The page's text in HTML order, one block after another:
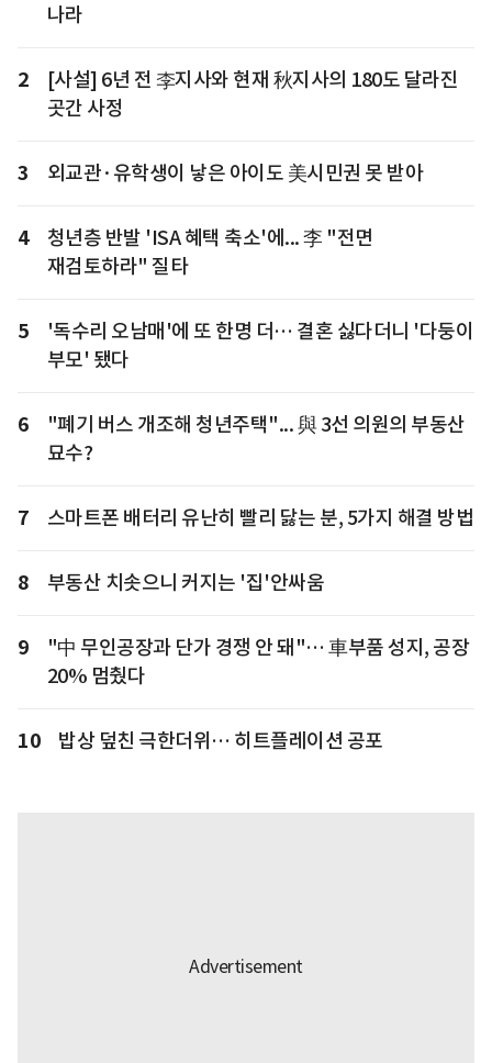
나라
2
[사설] 6년 전 李지사와 현재 秋지사의 180도 달라진
곳간 사정
3 외교관·유학생이 낳은 아이도 美시민권 못 받아
4
청년층 반발 'ISA 혜택 축소'에... 李 "전면
재검토하라" 질타
5
'독수리 오남매'에 또 한명 더… 결혼 싫다더니 '다둥이
부모' 됐다
6
"폐기 버스 개조해 청년주택"... 與 3선 의원의 부동산
묘수?
7 스마트폰 배터리 유난히 빨리 닳는 분, 5가지 해결 방법
8 부동산 치솟으니 커지는 '집'안싸움
9
"中 무인공장과 단가 경쟁 안 돼"… 車부품 성지, 공장
20% 멈췄다
10 밥상 덮친 극한더위… 히트플레이션 공포